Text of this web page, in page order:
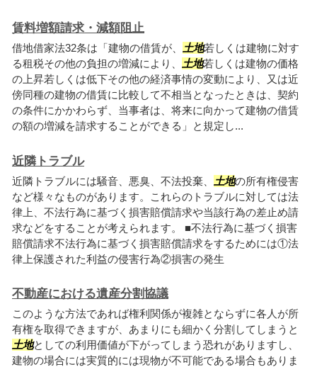
賃料増額請求・減額阻止
借地借家法32条は「建物の借賃が、 土地若しくは建物に対す
る租税その他の負担の増減により、
土地若しくは建物の価格
の上昇若しくは低下その他の経済事情の変動により、又は近
傍同種の建物の借賃に比較して不相当となったときは、契約
の条件にかかわらず、当事者は、将来に向かって建物の借賃
の額の増減を請求することができる」と規定し...
近隣トラブル
近隣トラブルには騒音、悪臭、不法投棄、 土地の所有権侵害
など様々なものがあります。これらのトラブルに対しては法
律上、不法行為に基づく損害賠償請求や当該行為の差止め請
求などをすることが考えられます。 ■不法行為に基づく損害
賠償請求不法行為に基づく損害賠償請求をするためには①法
律上保護された利益の侵害行為②損害の発生
不動産における遺産分割協議
このような方法であれば権利関係が複雑とならずに各人が所
有権を取得できますが、あまりにも細かく分割してしまうと
土地としての利用価値が下がってしまう恐れがありますし、
建物の場合には実質的には現物が不可能である場合もありま